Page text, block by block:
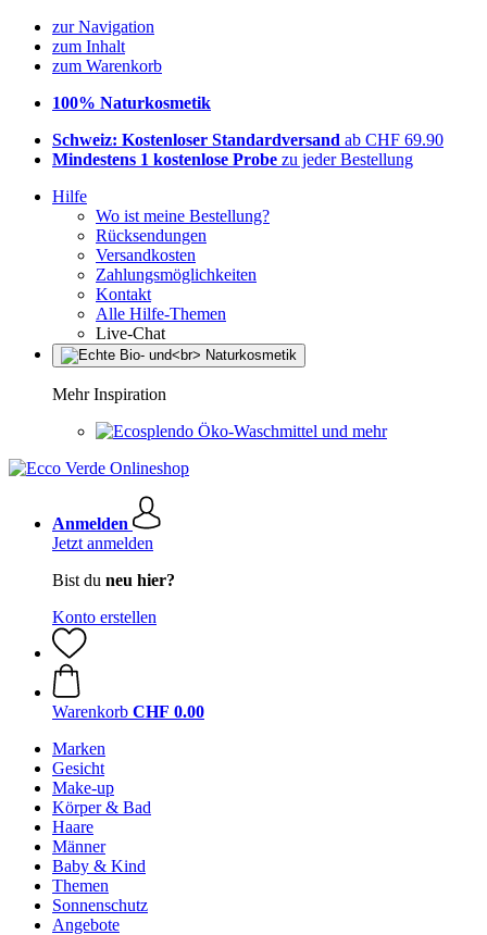
zur Navigation
zum Inhalt
zum Warenkorb
100% Naturkosmetik
Schweiz: Kostenloser Standardversand ab CHF 69.90
Mindestens 1 kostenlose Probe zu jeder Bestellung
Hilfe
Wo ist meine Bestellung?
Rücksendungen
Versandkosten
Zahlungsmöglichkeiten
Kontakt
Alle Hilfe-Themen
Live-Chat
Mehr Inspiration
Öko-Waschmittel und mehr
Anmelden
Jetzt anmelden
Bist du neu hier?
Konto erstellen
Warenkorb CHF 0.00
Marken
Gesicht
Make-up
Körper & Bad
Haare
Männer
Baby & Kind
Themen
Sonnenschutz
Angebote